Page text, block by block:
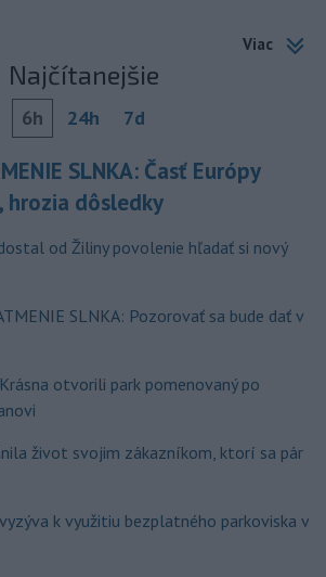
Viac
Najčítanejšie
6h 24h 7d
SLNKA: Časť Európy
hrozia dôsledky
od Žiliny povolenie hľadať si nový
SLNKA: Pozorovať sa bude dať v
otvorili park pomenovaný po
život svojim zákazníkom, ktorí sa pár
k využitiu bezplatného parkoviska v